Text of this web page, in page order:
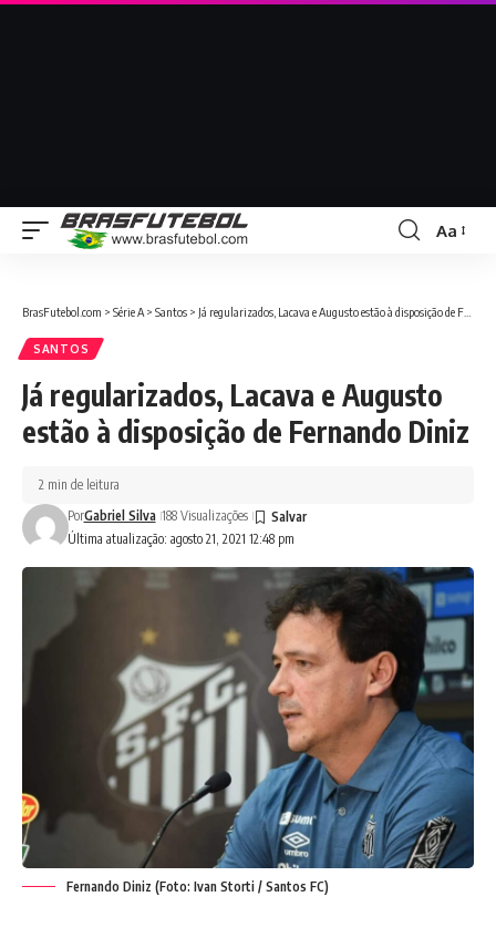
Aa
BrasFutebol.com > Série A > Santos > Já regularizados, Lacava e Augusto estão à disposição de Fernando Diniz
SANTOS
Já regularizados, Lacava e Augusto
estão à disposição de Fernando Diniz
Última atualização: agosto 21, 2021 12:48 pm
PorGabriel Silva 188 Visualizações
2 min de leitura
Fernando Diniz (Foto: Ivan Storti / Santos FC)